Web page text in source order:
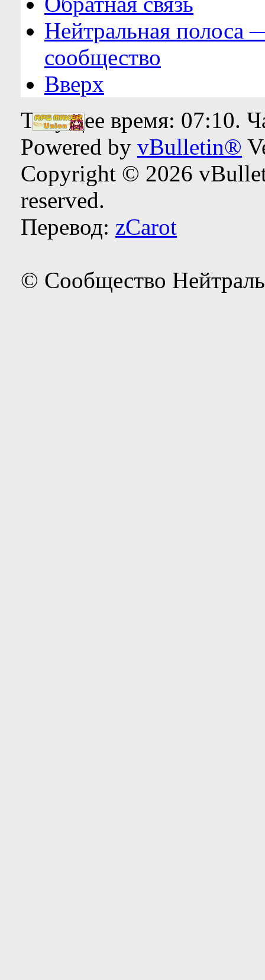
Нейтральная полоса
сообщество
Вверх
Текущее время: 07:10.
Powered by vBulletin®
Copyright © 2026
reserved.
Перевод: zCarot
© Сообщество